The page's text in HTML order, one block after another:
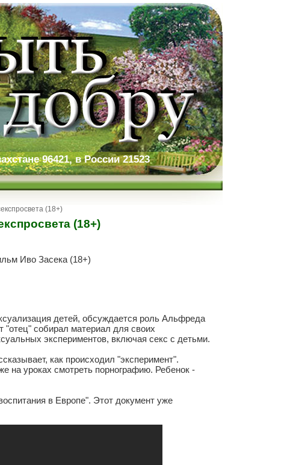
96421, в России 21523
(18+)
(18+)
Иво Засека (18+)
детей, обсуждается роль Альфреда
"отец" собирал материал для своих
экспериментов, включая секс с детьми.
как происходил "эксперимент".
на уроках смотреть порнографию. Ребенок -
в Европе". Этот документ уже